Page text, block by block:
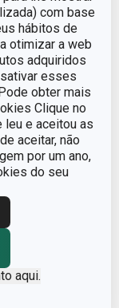
com base
hábitos de
otimizar a web
adquiridos
esses
obter mais
Clique no
leu e aceitou as
aceitar, não
por um ano,
do seu
aqui.
miniaturas c/
loja online